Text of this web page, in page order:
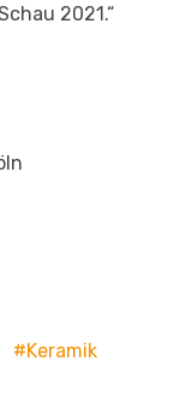
2021.“
Keramik